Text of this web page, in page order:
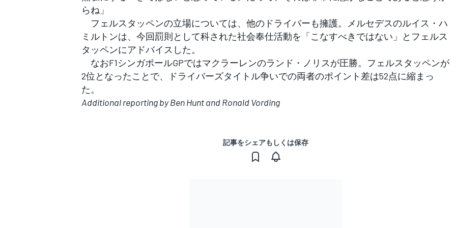
らね」
フェルスタッペンの立場については、他のドライバーも擁護。メルセデスのルイス・ハ
ミルトンは、今回罰則として科された社会奉仕活動を「こなすべきではない」とフェルス
タッペンにアドバイスした。
なおF1シンガポールGPではマクラーレンのランド・ノリスが圧勝。フェルスタッペンが
2位となったことで、ドライバーズタイトル争いでの両者のポイント差は52点に縮まっ
た。
Additional reporting by Ben Hunt and Ronald Vording
記事をシェアもしくは保存